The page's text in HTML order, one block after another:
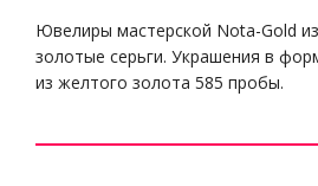
Ювелиры мастерской Nota-Gold
золотые серьги. Украшения в
из желтого золота 585 пробы.